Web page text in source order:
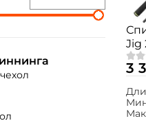
Jig
3